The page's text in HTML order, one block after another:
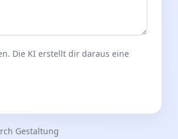
Die KI erstellt dir daraus eine
Gestaltung